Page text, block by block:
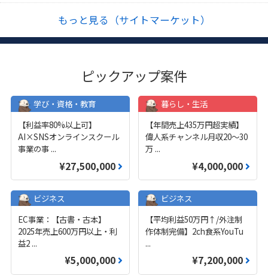
もっと見る（サイトマーケット）
ピックアップ案件
学び・資格・教育
【利益率80%以上可】
AI×SNSオンラインスクール
事業の事 ...
¥27,500,000
暮らし・生活
【年間売上435万円超実績】
偉人系チャンネル月収20～30
万 ...
¥4,000,000
ビジネス
EC事業：【古書・古本】
2025年売上600万円以上・利
益2 ...
¥5,000,000
ビジネス
【平均利益50万円↑/外注制
作体制完備】2ch食系YouTu
...
¥7,200,000